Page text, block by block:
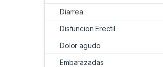
Diarrea
Disfuncion Erectil
Dolor agudo
Embarazadas